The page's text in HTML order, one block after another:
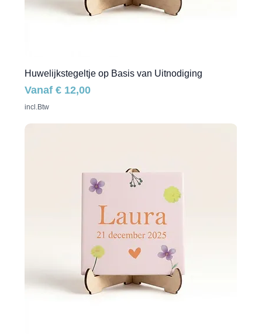
Huwelijkstegeltje op Basis van Uitnodiging
Vanaf€ 12,00
Verkoopprijs
incl.Btw